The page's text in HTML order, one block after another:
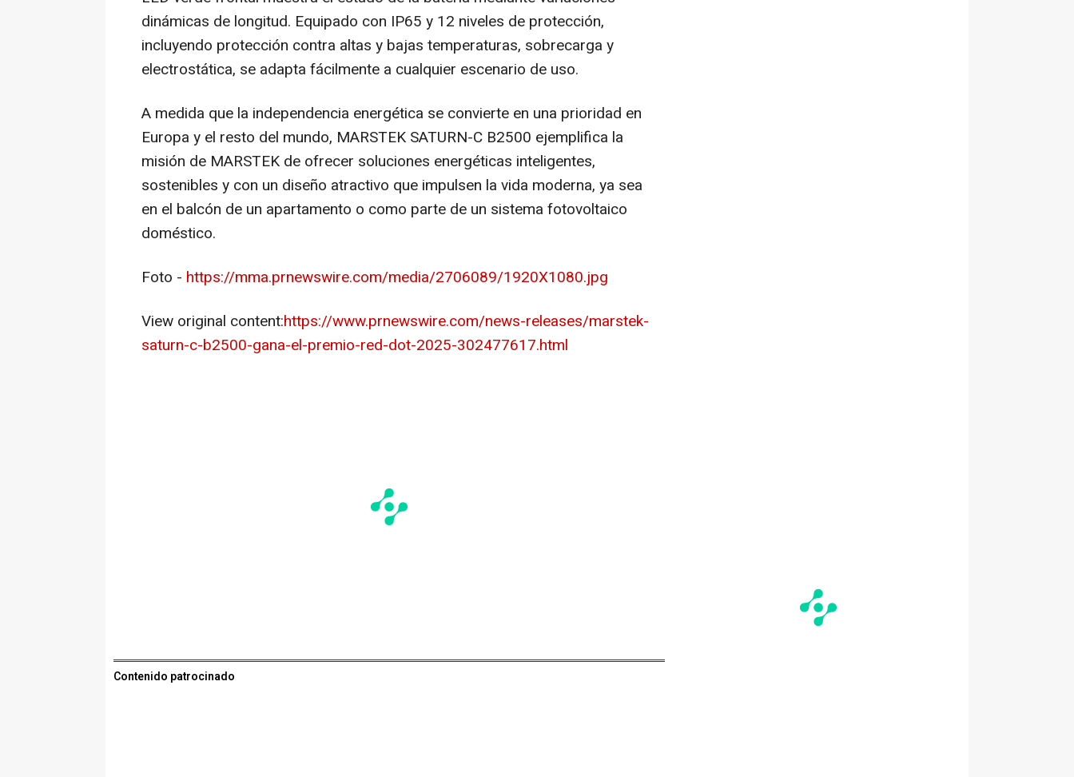
dinámicas de longitud. Equipado con IP65 y 12 niveles de protección,
incluyendo protección contra altas y bajas temperaturas, sobrecarga y
electrostática, se adapta fácilmente a cualquier escenario de uso.
A medida que la independencia energética se convierte en una prioridad en
Europa y el resto del mundo, MARSTEK SATURN-C B2500 ejemplifica la
misión de MARSTEK de ofrecer soluciones energéticas inteligentes,
sostenibles y con un diseño atractivo que impulsen la vida moderna, ya sea
en el balcón de un apartamento o como parte de un sistema fotovoltaico
doméstico.
Foto - https://mma.prnewswire.com/media/2706089/1920X1080.jpg
View original content:https://www.prnewswire.com/news-releases/marstek-
saturn-c-b2500-gana-el-premio-red-dot-2025-302477617.html
Contenido patrocinado